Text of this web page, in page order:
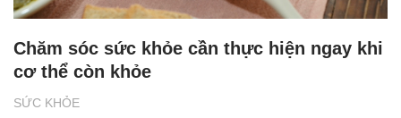
SỨC KHỎE
Chăm sóc sức khỏe cần thực hiện ngay khi
cơ thể còn khỏe